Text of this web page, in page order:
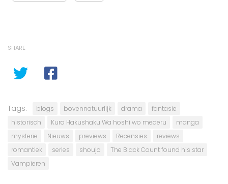
SHARE
Tags: blogs bovennatuurlijk drama
fantasie
historisch
Kuro Hakushaku Wa hoshi wo mederu
manga
mysterie
Nieuws previews Recensies
reviews
romantiek
series shoujo
The Black Count found his star
Vampieren